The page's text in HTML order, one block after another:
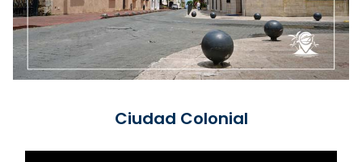
Ciudad Colonial